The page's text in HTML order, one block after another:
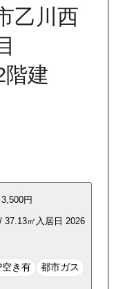
乙川西
階建
3,500円
/ 37.13㎡ 入居日 2026
空き有 都市ガス